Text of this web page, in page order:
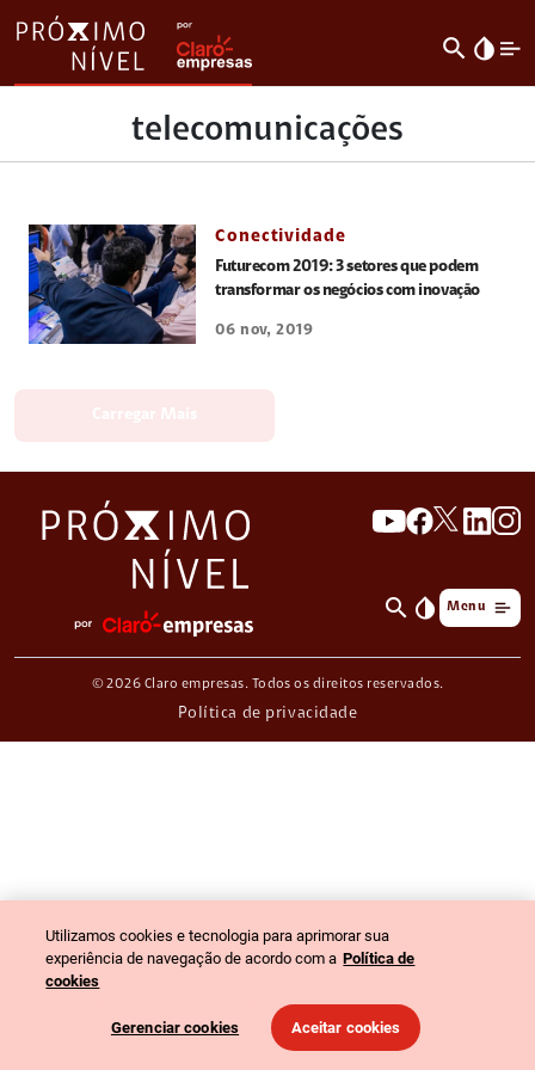
search invert_colors
telecomunicações
Conectividade
Futurecom 2019: 3 setores que podem
transformar os negócios com inovação
06 nov, 2019
search invert_colors Menu
© 2026 Claro empresas. Todos os direitos reservados.
Política de privacidade
Utilizamos cookies e tecnologia para aprimorar sua
experiência de navegação de acordo com a Política de
cookies
Gerenciar cookies Aceitar cookies